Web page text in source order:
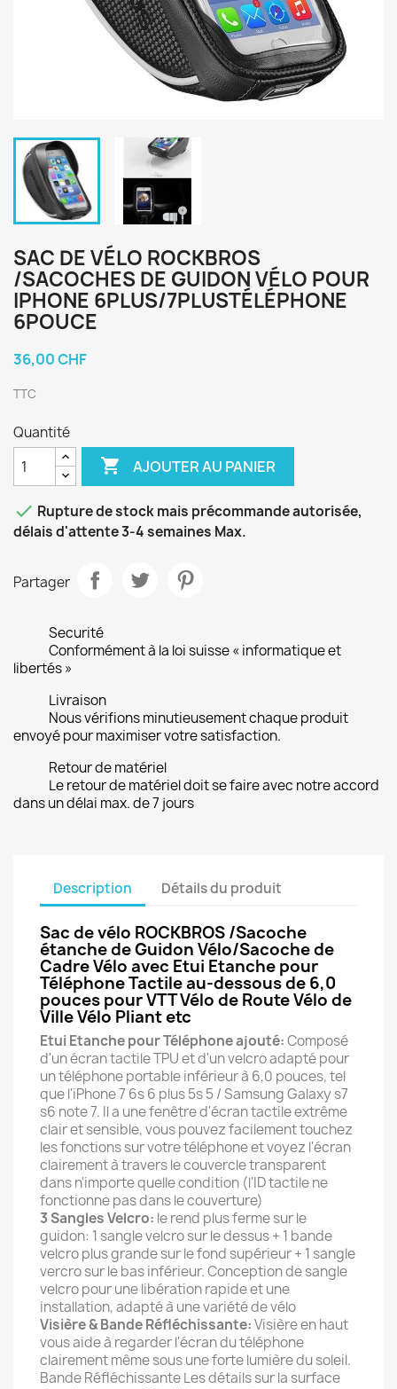
SAC DE VÉLO ROCKBROS
/SACOCHES DE GUIDON VÉLO POUR
IPHONE 6PLUS/7PLUSTÉLÉPHONE
6POUCE
36,00 CHF
TTC
Quantité
 AJOUTER AU PANIER
 Rupture de stock mais précommande autorisée,
délais d'attente 3-4 semaines Max.
Partager
Securité
Conformément à la loi suisse « informatique et
libertés »
Livraison
Nous vérifions minutieusement chaque produit
envoyé pour maximiser votre satisfaction.
Retour de matériel
Le retour de matériel doit se faire avec notre accord
dans un délai max. de 7 jours
Description Détails du produit
Sac de vélo ROCKBROS /Sacoche
étanche de Guidon Vélo/Sacoche de
Cadre Vélo avec Etui Etanche pour
Téléphone Tactile au-dessous de 6,0
pouces pour VTT Vélo de Route Vélo de
Ville Vélo Pliant etc
Etui Etanche pour Téléphone ajouté:Composé
d'un écran tactile TPU et d'un velcro adapté pour
un téléphone portable inférieur à 6,0 pouces, tel
que l'iPhone 7 6s 6 plus 5s 5 / Samsung Galaxy s7
s6 note 7. Il a une fenêtre d'écran tactile extrême
clair et sensible, vous pouvez facilement touchez
les fonctions sur votre téléphone et voyez l'écran
clairement à travers le couvercle transparent
dans n'importe quelle condition (l'ID tactile ne
fonctionne pas dans le couverture)
3 Sangles Velcro: le rend plus ferme sur le
guidon: 1 sangle velcro sur le dessus + 1 bande
velcro plus grande sur le fond supérieur + 1 sangle
vercro sur le bas inférieur. Conception de sangle
velcro pour une libération rapide et une
installation, adapté à une variété de vélo
Visière & Bande Réfléchissante:Visière en haut
vous aide à regarder l'écran du téléphone
clairement même sous une forte lumière du soleil.
Bande Réfléchissante Les détails sur la surface